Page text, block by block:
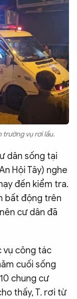
trường vụ rơi lầu.
dân sống tại
Hội Tây) nghe
đến kiểm tra.
bất động trên
cư dân đã
vụ công tác
cuối sống
chung cư
thấy, T. rơi từ